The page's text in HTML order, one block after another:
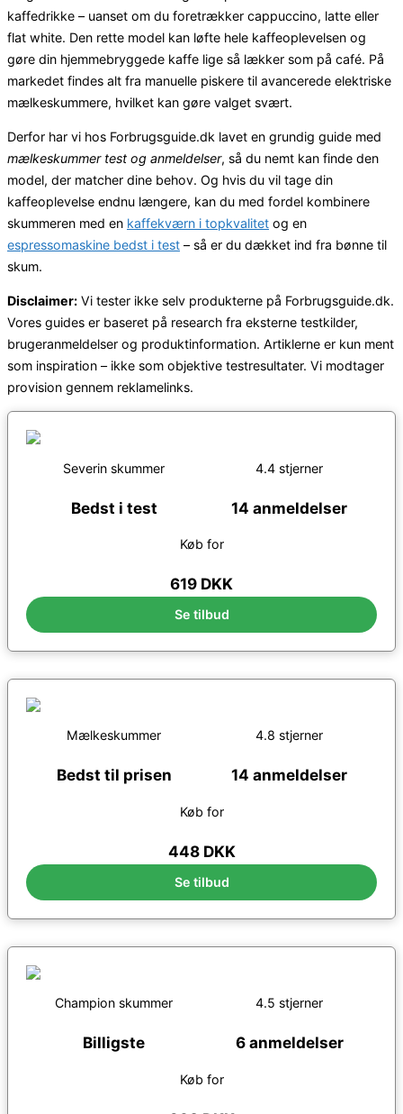
kaffedrikke – uanset om du foretrækker cappuccino, latte eller
flat white. Den rette model kan løfte hele kaffeoplevelsen og
gøre din hjemmebryggede kaffe lige så lækker som på café. På
markedet findes alt fra manuelle piskere til avancerede elektriske
mælkeskummere, hvilket kan gøre valget svært.
Derfor har vi hos Forbrugsguide.dk lavet en grundig guide med
mælkeskummer test og anmeldelser, så du nemt kan finde den
model, der matcher dine behov. Og hvis du vil tage din
kaffeoplevelse endnu længere, kan du med fordel kombinere
skummeren med en kaffekværn i topkvalitet og en
espressomaskine bedst i test – så er du dækket ind fra bønne til
skum.
Disclaimer: Vi tester ikke selv produkterne på Forbrugsguide.dk.
Vores guides er baseret på research fra eksterne testkilder,
brugeranmeldelser og produktinformation. Artiklerne er kun ment
som inspiration – ikke som objektive testresultater. Vi modtager
provision gennem reklamelinks.
Severin skummer
Bedst i test
4.4 stjerner
14 anmeldelser
Køb for
619 DKK
Se tilbud
Mælkeskummer
Bedst til prisen
4.8 stjerner
14 anmeldelser
Køb for
448 DKK
Se tilbud
Champion skummer
Billigste
4.5 stjerner
6 anmeldelser
Køb for